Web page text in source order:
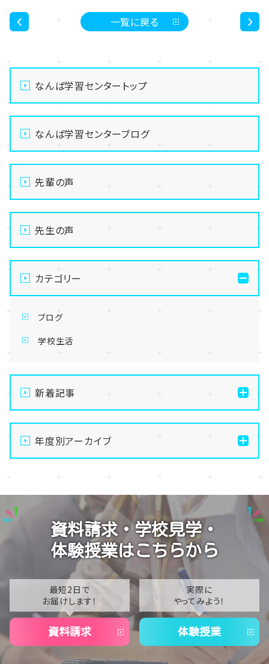
一覧に戻る
なんば学習センタートップ
なんば学習センターブログ
先輩の声
先生の声
カテゴリー
ブログ
学校生活
新着記事
【なんば】体験授業で高級感のあるマンゴータルト作り
ました！🥭✨
【なんば】キラリと輝く宝物✨「光るハーバリウム」作り
【なんば】校舎紹介の「自習室編」✨
【なんば】笑顔が溢れたオープンスクール😊在校生の
温かいお出迎えで素敵な1日に🌷
【なんば】夏季休校期間のお知らせ🍉
年度別アーカイブ
2025
2024
2023
2021
2020
資料請求・学校見学・
体験授業はこちらから
最短2日で
お届けします！
資料請求
実際に
やってみよう！
体験授業